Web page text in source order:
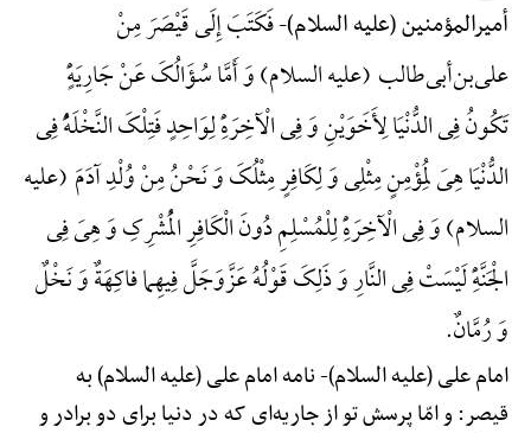
أمیرالمؤمنین (علیه السلام)-فَکَتَبَ إِلَی قَیْصَرَ مِنْ
علی‌بن‌أبی‌طالب (علیه السلام) وَ أَمَّا سُؤَالُکَ عَنْ جَارِیَهًٍْ
تَکُونُ فِی الدُّنْیَا لِأَخَوَیْنِ وَ فِی الْآخِرَهًِْ لِوَاحِدٍ فَتِلْکَ النَّخْلَهًُْ فِی
الدُّنْیَا هِیَ لِمُؤْمِنٍ مِثْلِی وَ لِکَافِرٍ مِثْلُکَ وَ نَحْنُ مِنْ وُلْدِ آدَمَ (علیه
السلام) وَ فِی الْآخِرَهًِْ لِلْمُسْلِمِ دُونَ الْکَافِرِ الْمُشْرِکِ وَ هِیَ فِی
الْجَنَّهًِْ لَیْسَتْ فِی النَّارِ وَ ذَلِکَ قَوْلُهُ عَزَّوَجَلَّ فِیهِما فاکِهَةٌ وَ نَخْلٌ
وَ رُمَّانٌ.
امام علی (علیه السلام)-نامه امام علی (علیه السلام) به
قیصر: و امّا پرسش تو از جاریه‌ای که در دنیا برای دو برادر و